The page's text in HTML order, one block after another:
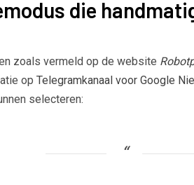
die
zoals vermeld op de website
op Telegramkanaal voor Google
selecteren: